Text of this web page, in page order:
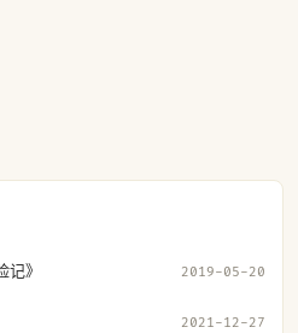
》 2019-05-20
2021-12-27